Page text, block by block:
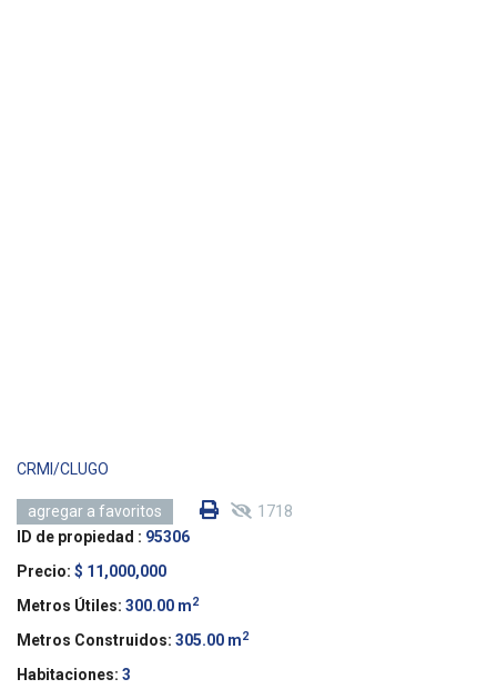
CRMI/CLUGO
agregar a favoritos 1718
ID de propiedad : 95306
Precio: $ 11,000,000
Metros Útiles: 300.00 m2
Metros Construidos: 305.00 m2
Habitaciones: 3